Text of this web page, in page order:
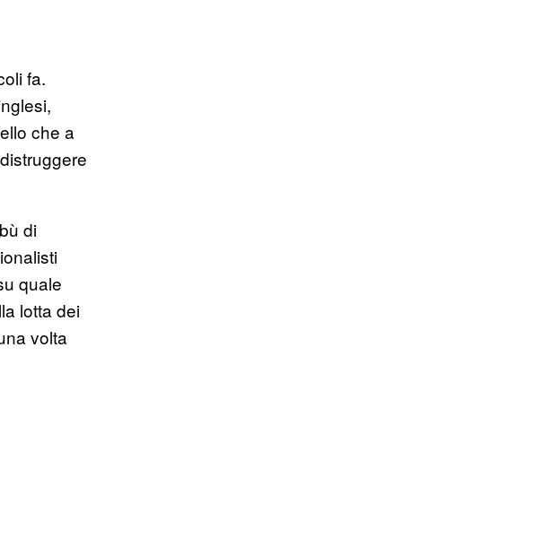
fa.
che a
di
quale
lotta dei
volta